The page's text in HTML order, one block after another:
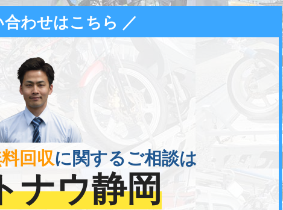
合わせはこちら ／
回収に関するご相談は
ナウ静岡